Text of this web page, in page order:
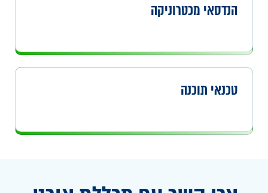
הנדסאי מכטרוניקה
טכנאי תוכנה